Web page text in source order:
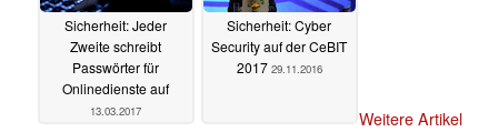
Sicherheit: Jeder
Zweite schreibt
Passwörter für
Onlinedienste auf
13.03.2017
Sicherheit: Cyber
Security auf der CeBIT
2017 29.11.2016
Weitere Artikel